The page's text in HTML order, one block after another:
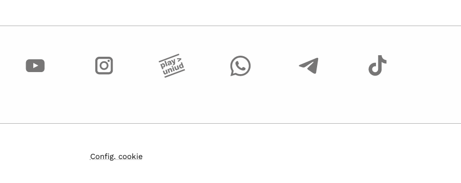
Config. cookie